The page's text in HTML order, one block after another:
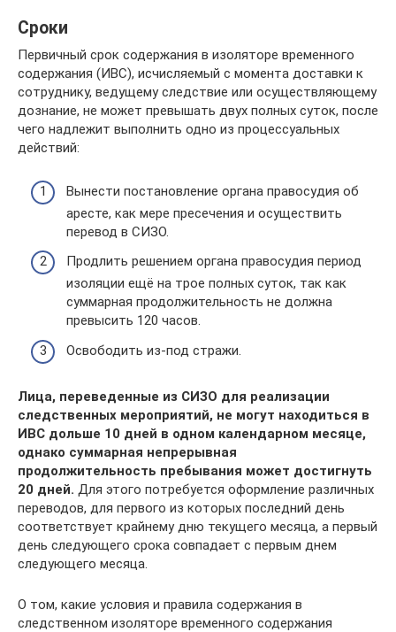
Сроки
Первичный срок содержания в изоляторе временного
содержания (ИВС), исчисляемый с момента доставки к
сотруднику, ведущему следствие или осуществляющему
дознание, не может превышать двух полных суток, после
чего надлежит выполнить одно из процессуальных
действий:
Вынести постановление органа правосудия об
аресте, как мере пресечения и осуществить
перевод в СИЗО.
Продлить решением органа правосудия период
изоляции ещё на трое полных суток, так как
суммарная продолжительность не должна
превысить 120 часов.
Освободить из-под стражи.
Лица, переведенные из СИЗО для реализации
следственных мероприятий, не могут находиться в
ИВС дольше 10 дней в одном календарном месяце,
однако суммарная непрерывная
продолжительность пребывания может достигнуть
20 дней. Для этого потребуется оформление различных
переводов, для первого из которых последний день
соответствует крайнему дню текущего месяца, а первый
день следующего срока совпадает с первым днем
следующего месяца.
О том, какие условия и правила содержания в
следственном изоляторе временного содержания